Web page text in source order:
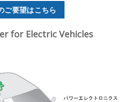
ご要望はこちら
for Electric Vehicles